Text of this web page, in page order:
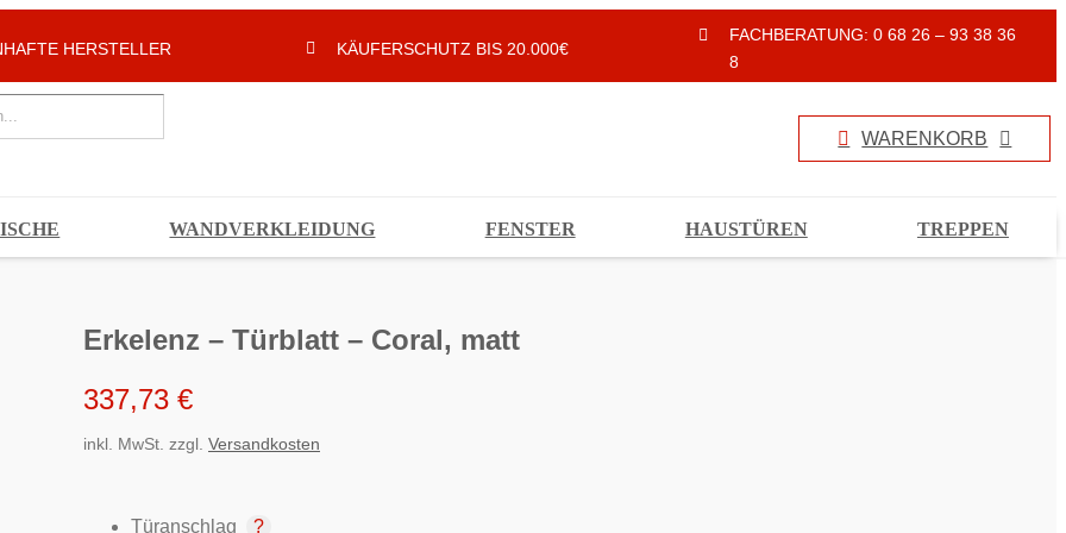
HERSTELLER KÄUFERSCHUTZ BIS 20.000€
FACHBERATUNG: 0 68 26 – 93 38 36
8
WARENKORB
WANDVERKLEIDUNG FENSTER HAUSTÜREN TREPPEN
Erkelenz – Türblatt – Coral, matt
337,73 €
inkl. MwSt. zzgl. Versandkosten
Türanschlag